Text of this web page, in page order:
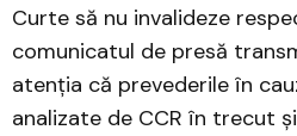
Curte să nu invalideze
comunicatul de presă
atenția că prevederile în
analizate de CCR în trecut